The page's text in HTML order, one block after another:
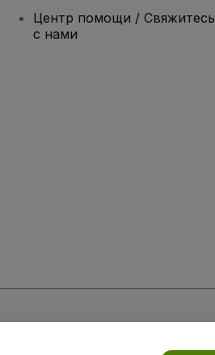
Центр помощи / Свяжитесь
с нами